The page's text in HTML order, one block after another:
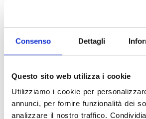
Consenso Dettagli
Questo sito web utilizza i cookie
Utilizziamo i cookie per
annunci, per fornire funzionalità dei
analizzare il nostro traffico.
secondo le modalità indicate in
(cliccando sul tasto OK o sul
o attraverso un link); oppure
o negato in maniera selettiva,
consenso viene tenuta traccia in
sempre la possibilità di
parte il consenso già espresso.